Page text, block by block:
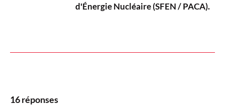
d'Énergie Nucléaire (SFEN / PACA).
16 réponses